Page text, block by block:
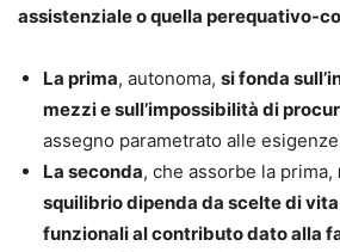
assistenziale o quella perequativo-
La prima, autonoma, si fonda
mezzi e sull’impossibilità di
assegno parametrato alle
La seconda, che assorbe la prima,
squilibrio dipenda da scelte di
funzionali al contributo dato alla